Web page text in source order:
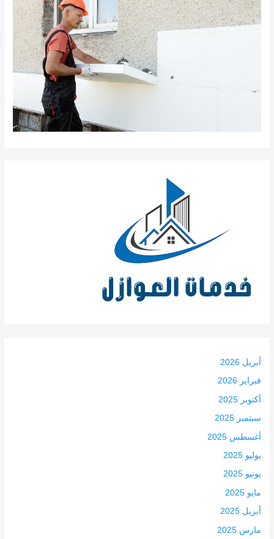
أبريل 2026
فبراير 2026
أكتوبر 2025
سبتمبر 2025
أغسطس 2025
يوليو 2025
يونيو 2025
مايو 2025
أبريل 2025
مارس 2025